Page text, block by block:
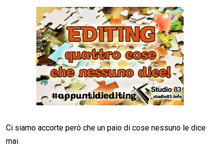
Ci siamo accorte però che un paio di cose nessuno le dice
mai.